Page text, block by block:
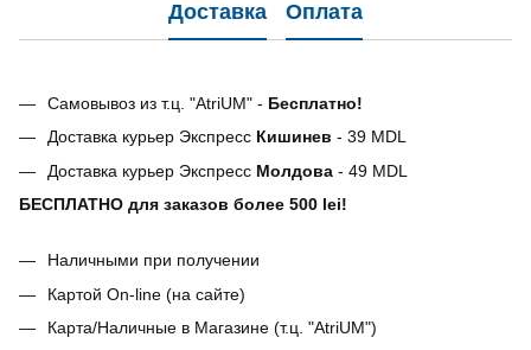
Доставка Оплата
Самовывоз из т.ц. "AtriUM" - Бесплатно!
Доставка курьер Экспресс Кишинев - 39 MDL
Доставка курьер Экспресс Молдова - 49 MDL
БЕСПЛАТНО для заказов более 500 lei!
Наличными при получении
Картой On-line (на сайте)
Карта/Наличные в Магазине (т.ц. "AtriUM")